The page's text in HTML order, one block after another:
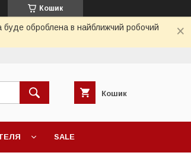
Кошик
буде оброблена в найближчий робочий
Кошик
SALE